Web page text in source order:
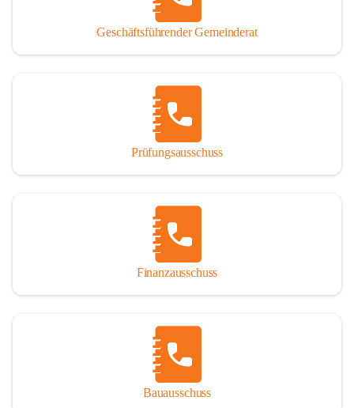
Geschäftsführender Gemeinderat
Prüfungsausschuss
Finanzausschuss
Bauausschuss